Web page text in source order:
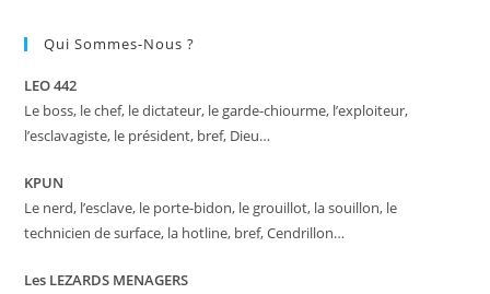
Qui Sommes-Nous ?
LEO 442
Le boss, le chef, le dictateur, le garde-chiourme, l’exploiteur,
l’esclavagiste, le président, bref, Dieu…
KPUN
Le nerd, l’esclave, le porte-bidon, le grouillot, la souillon, le
technicien de surface, la hotline, bref, Cendrillon…
Les LEZARDS MENAGERS